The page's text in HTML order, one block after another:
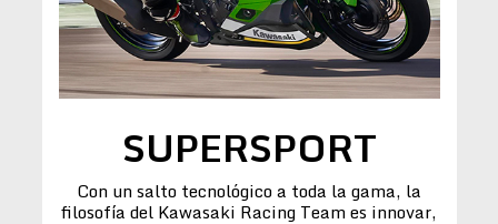
SUPERSPORT
Con un salto tecnológico a toda la gama, la
filosofía del Kawasaki Racing Team es innovar,